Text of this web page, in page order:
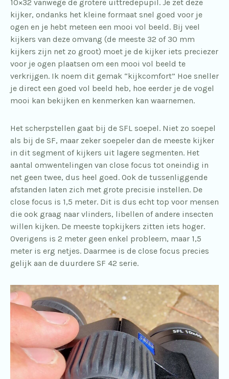
10×32 vanwege de grotere uittredepupil. Je zet deze
kijker, ondanks het kleine formaat snel goed voor je
ogen en je hebt meteen een mooi vol beeld. Bij veel
kijkers van deze omvang (de meeste 32 of 30 mm
kijkers zijn net zo groot) moet je de kijker iets preciezer
voor je ogen plaatsen om een mooi vol beeld te
verkrijgen. Ik noem dit gemak “kijkcomfort” Hoe sneller
je direct een goed vol beeld heb, hoe eerder je de vogel
mooi kan bekijken en kenmerken kan waarnemen.
Het scherpstellen gaat bij de SFL soepel. Niet zo soepel
als bij de SF, maar zeker soepeler dan de meeste kijker
in dit segment of kijkers uit lagere segmenten. Het
aantal omwentelingen van close focus tot oneindig in
net geen twee, dus heel goed. Ook de tussenliggende
afstanden laten zich met grote precisie instellen. De
close focus is 1,5 meter. Dit is dus echt top voor mensen
die ook graag naar vlinders, libellen of andere insecten
willen kijken. De meeste topkijkers zitten iets hoger.
Overigens is 2 meter geen enkel probleem, maar 1,5
meter is erg netjes. Daarmee is de close focus precies
gelijk aan de duurdere SF 42 serie.